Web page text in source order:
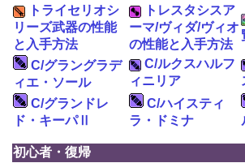
トライセリオシ
リーズ武器の性能
と入手方法
トレスタシスア
ーマ/ヴィダ/ヴィオ
の性能と入手方法
C/グラングラデ
ィエ・ソール
C/ルクスハルフ
ィニリア
C/グランドレ
ド・キーパⅡ
C/ハイスティ
ラ・ドミナ
初心者・復帰